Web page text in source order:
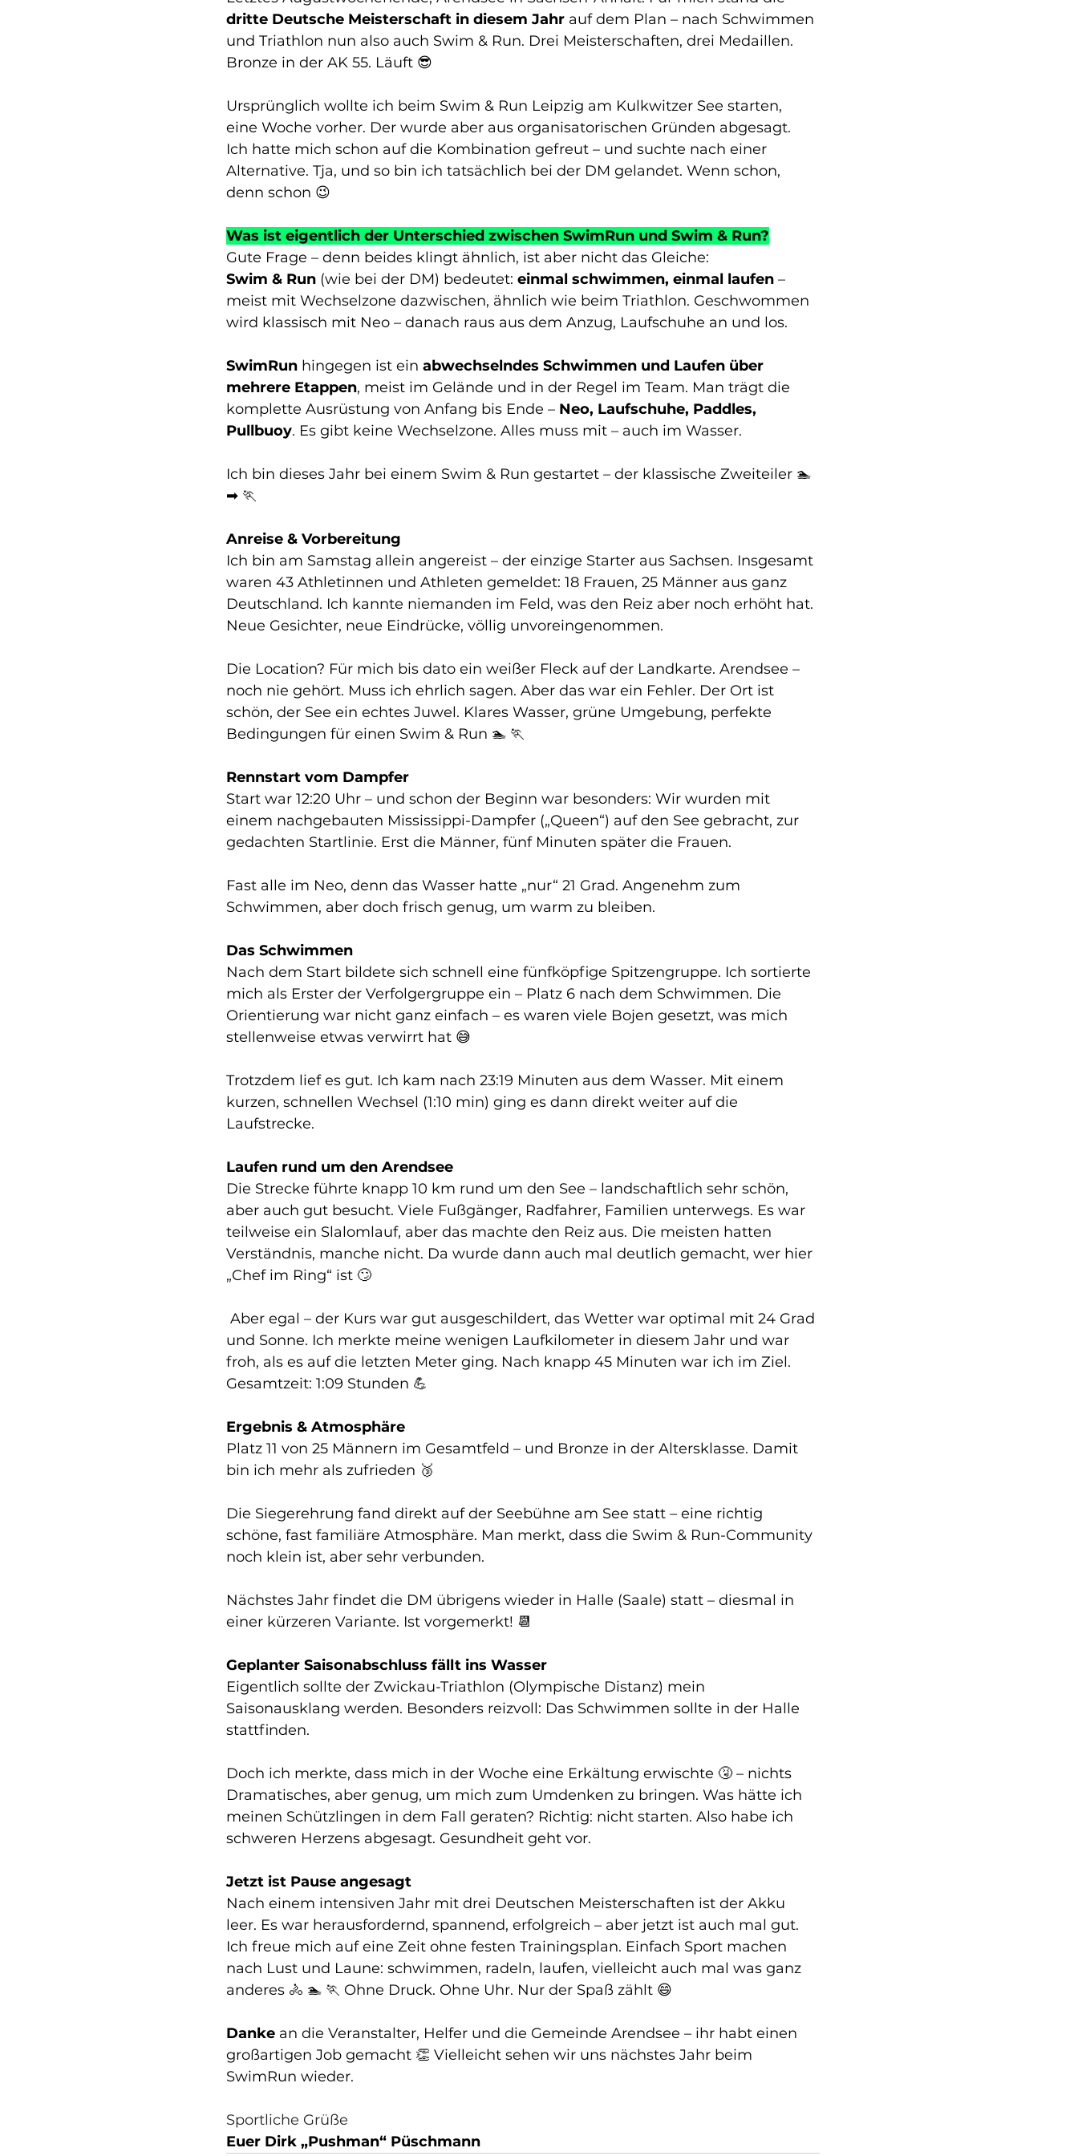
dritte Deutsche Meisterschaft in diesem Jahr auf dem Plan – nach Schwimmen
und Triathlon nun also auch Swim & Run. Drei Meisterschaften, drei Medaillen.
Bronze in der AK 55. Läuft 😎
Ursprünglich wollte ich beim Swim & Run Leipzig am Kulkwitzer See starten,
eine Woche vorher. Der wurde aber aus organisatorischen Gründen abgesagt.
Ich hatte mich schon auf die Kombination gefreut – und suchte nach einer
Alternative. Tja, und so bin ich tatsächlich bei der DM gelandet. Wenn schon,
denn schon 😉
Was ist eigentlich der Unterschied zwischen SwimRun und Swim & Run?
Gute Frage – denn beides klingt ähnlich, ist aber nicht das Gleiche:
Swim & Run (wie bei der DM) bedeutet: einmal schwimmen, einmal laufen –
meist mit Wechselzone dazwischen, ähnlich wie beim Triathlon. Geschwommen
wird klassisch mit Neo – danach raus aus dem Anzug, Laufschuhe an und los.
SwimRun hingegen ist ein abwechselndes Schwimmen und Laufen über
mehrere Etappen, meist im Gelände und in der Regel im Team. Man trägt die
komplette Ausrüstung von Anfang bis Ende – Neo, Laufschuhe, Paddles,
Pullbuoy. Es gibt keine Wechselzone. Alles muss mit – auch im Wasser.
Ich bin dieses Jahr bei einem Swim & Run gestartet – der klassische Zweiteiler 🏊
➡ 🏃
Anreise & Vorbereitung
Ich bin am Samstag allein angereist – der einzige Starter aus Sachsen. Insgesamt
waren 43 Athletinnen und Athleten gemeldet: 18 Frauen, 25 Männer aus ganz
Deutschland. Ich kannte niemanden im Feld, was den Reiz aber noch erhöht hat.
Neue Gesichter, neue Eindrücke, völlig unvoreingenommen.
Die Location? Für mich bis dato ein weißer Fleck auf der Landkarte. Arendsee –
noch nie gehört. Muss ich ehrlich sagen. Aber das war ein Fehler. Der Ort ist
schön, der See ein echtes Juwel. Klares Wasser, grüne Umgebung, perfekte
Bedingungen für einen Swim & Run 🏊 🏃
Rennstart vom Dampfer
Start war 12:20 Uhr – und schon der Beginn war besonders: Wir wurden mit
einem nachgebauten Mississippi-Dampfer („Queen“) auf den See gebracht, zur
gedachten Startlinie. Erst die Männer, fünf Minuten später die Frauen.
Fast alle im Neo, denn das Wasser hatte „nur“ 21 Grad. Angenehm zum
Schwimmen, aber doch frisch genug, um warm zu bleiben.
Das Schwimmen
Nach dem Start bildete sich schnell eine fünfköpfige Spitzengruppe. Ich sortierte
mich als Erster der Verfolgergruppe ein – Platz 6 nach dem Schwimmen. Die
Orientierung war nicht ganz einfach – es waren viele Bojen gesetzt, was mich
stellenweise etwas verwirrt hat 😅
Trotzdem lief es gut. Ich kam nach 23:19 Minuten aus dem Wasser. Mit einem
kurzen, schnellen Wechsel (1:10 min) ging es dann direkt weiter auf die
Laufstrecke.
Laufen rund um den Arendsee
Die Strecke führte knapp 10 km rund um den See – landschaftlich sehr schön,
aber auch gut besucht. Viele Fußgänger, Radfahrer, Familien unterwegs. Es war
teilweise ein Slalomlauf, aber das machte den Reiz aus. Die meisten hatten
Verständnis, manche nicht. Da wurde dann auch mal deutlich gemacht, wer hier
„Chef im Ring“ ist 🙄
und Sonne. Ich merkte meine wenigen Laufkilometer in diesem Jahr und war
froh, als es auf die letzten Meter ging. Nach knapp 45 Minuten war ich im Ziel.
Gesamtzeit: 1:09 Stunden 💪
Ergebnis & Atmosphäre
Platz 11 von 25 Männern im Gesamtfeld – und Bronze in der Altersklasse. Damit
bin ich mehr als zufrieden 🥉
Die Siegerehrung fand direkt auf der Seebühne am See statt – eine richtig
schöne, fast familiäre Atmosphäre. Man merkt, dass die Swim & Run-Community
noch klein ist, aber sehr verbunden.
Nächstes Jahr findet die DM übrigens wieder in Halle (Saale) statt – diesmal in
einer kürzeren Variante. Ist vorgemerkt! 📆
Geplanter Saisonabschluss fällt ins Wasser
Eigentlich sollte der Zwickau-Triathlon (Olympische Distanz) mein
Saisonausklang werden. Besonders reizvoll: Das Schwimmen sollte in der Halle
stattfinden.
Doch ich merkte, dass mich in der Woche eine Erkältung erwischte 🤧 – nichts
Dramatisches, aber genug, um mich zum Umdenken zu bringen. Was hätte ich
meinen Schützlingen in dem Fall geraten? Richtig: nicht starten. Also habe ich
schweren Herzens abgesagt. Gesundheit geht vor.
Jetzt ist Pause angesagt
Nach einem intensiven Jahr mit drei Deutschen Meisterschaften ist der Akku
leer. Es war herausfordernd, spannend, erfolgreich – aber jetzt ist auch mal gut.
Ich freue mich auf eine Zeit ohne festen Trainingsplan. Einfach Sport machen
nach Lust und Laune: schwimmen, radeln, laufen, vielleicht auch mal was ganz
anderes 🚴 🏊 🏃 Ohne Druck. Ohne Uhr. Nur der Spaß zählt 😄
Danke an die Veranstalter, Helfer und die Gemeinde Arendsee – ihr habt einen
großartigen Job gemacht 👏 Vielleicht sehen wir uns nächstes Jahr beim
SwimRun wieder.
Sportliche Grüße
Euer Dirk „Pushman“ Püschmann